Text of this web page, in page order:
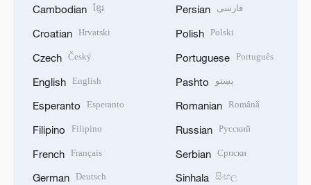
Cambodian ខ្មែរ
Croatian Hrvatski
Czech Český
English English
Esperanto Esperanto
Filipino Filipino
French Français
German Deutsch
Persian فارسی
Polish Polski
Portuguese Português
Pashto پښتو
Romanian Română
Russian Русский
Serbian Српски
Sinhala සිංහල